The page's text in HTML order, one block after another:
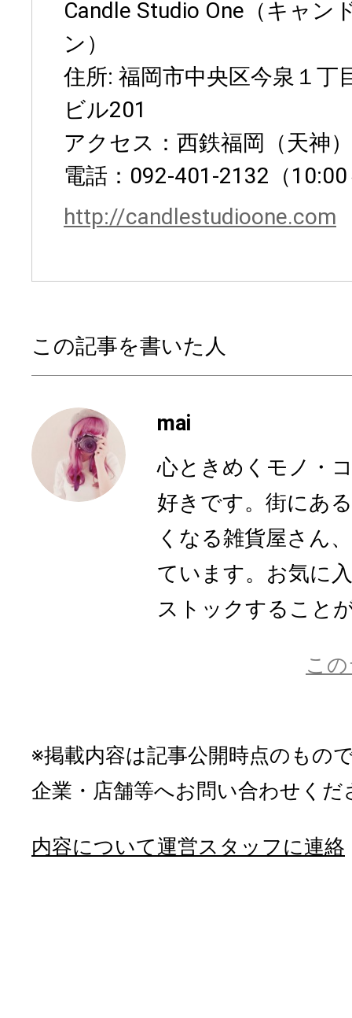
Candle Studio One（キャ
ン）
住所: 福岡市中央区今泉１丁
ビル201
アクセス：西鉄福岡（天神
電話：092-401-2132（
http://candlestudioone.com
この記事を書いた人
mai
心ときめくモノ・
好きです。街にあ
くなる雑貨屋さん
ています。お気に
ストックすること
こ
※掲載内容は記事公開時点のもの
企業・店舗等へお問い合わせくだ
内容について運営スタッフに連絡